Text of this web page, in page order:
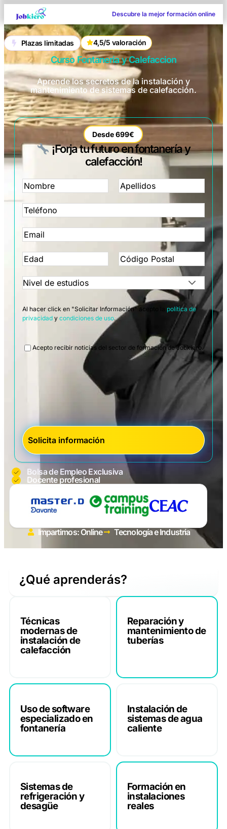
Descubre la mejor formación online
Plazas limitadas 4,5/5 valoración
Curso Fontaneria y Calefaccion
Aprende los secretos de la instalación y
mantenimiento de sistemas de calefacción.
Desde 699€
¡Forja tu futuro en fontanería y
calefacción!
Al hacer click en "Solicitar Información" acepto la política de
privacidadycondiciones de uso.
Legal
Acepto recibir noticias del sector de formación de Jobkiero.
Bolsa de Empleo Exclusiva
Docente profesional
Impartimos: Online Tecnología e Industria
¿Qué aprenderás?
Técnicas
modernas de
instalación de
calefacción
Reparación y
mantenimiento de
tuberías
Uso de software
especializado en
fontanería
Instalación de
sistemas de agua
caliente
Sistemas de
refrigeración y
desagüe
Formación en
instalaciones
reales